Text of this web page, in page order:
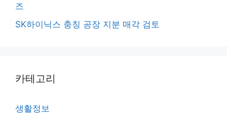
즈
SK하이닉스 충칭 공장 지분 매각 검토
카테고리
생활정보